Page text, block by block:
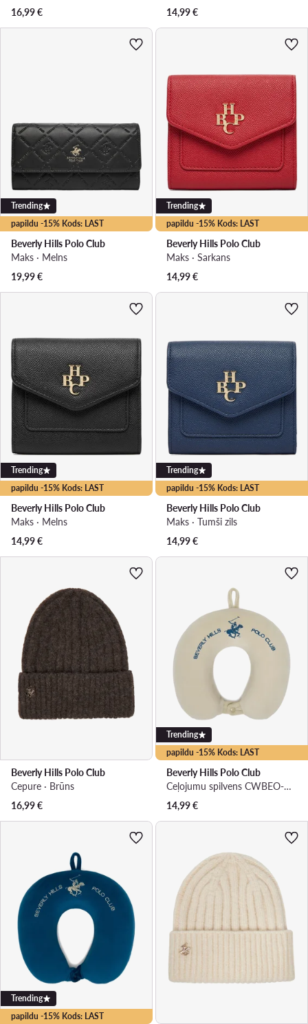
16,99€
14,99€
papildu -15% Kods: LAST
Trending
Beverly Hills Polo Club
Maks · Melns
19,99€
papildu -15% Kods: LAST
Trending
Beverly Hills Polo Club
Maks · Sarkans
14,99€
papildu -15% Kods: LAST
Trending
Beverly Hills Polo Club
Maks · Melns
14,99€
papildu -15% Kods: LAST
Trending
Beverly Hills Polo Club
Maks · Tumši zils
14,99€
Beverly Hills Polo Club
Cepure · Brūns
16,99€
papildu -15% Kods: LAST
Trending
Beverly Hills Polo Club
Ceļojumu spilvens CWBEO-BHPC-UF-003-SS26 Bēšs
14,99€
papildu -15% Kods: LAST
Trending